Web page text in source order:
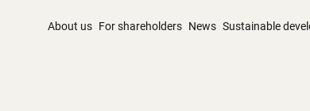
About us For shareholders News Sustainable